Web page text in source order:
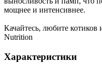
мощнее и интенсивнее.
Качайтесь, любите
Nutrition
Характеристики